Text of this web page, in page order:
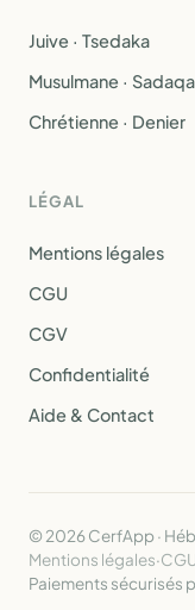
Juive · Tsedaka
Musulmane · Sadaqa
Chrétienne · Denier
LÉGAL
Mentions légales
CGU
CGV
Confidentialité
Aide & Contact
© 2026 CerfApp ·
Mentions légales·
Paiements sécurisés